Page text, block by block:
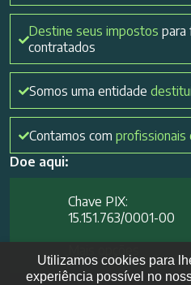
Destine seus impostos para
contratados
Somos uma entidade
Contamos com profissionais
Doe aqui:
Chave PIX:
15.151.763/0001-00​
Utilizamos cookies para
experiência possível no